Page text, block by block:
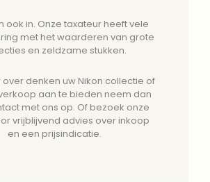
ook in. Onze taxateur heeft vele
met het waarderen van grote
en zeldzame stukken.
over denken uw Nikon collectie of
aan te bieden neem dan
met ons op. Of bezoek onze
vrijblijvend advies over inkoop
en een prijsindicatie.